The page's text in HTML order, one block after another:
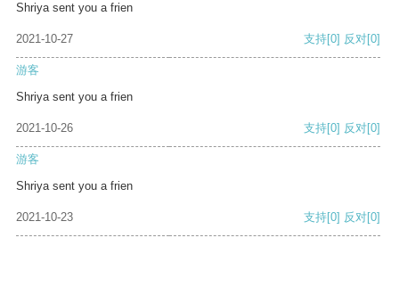
Shriya sent you a frien
2021-10-27 支持[0] 反对[0]
游客
Shriya sent you a frien
2021-10-26 支持[0] 反对[0]
游客
Shriya sent you a frien
2021-10-23 支持[0] 反对[0]